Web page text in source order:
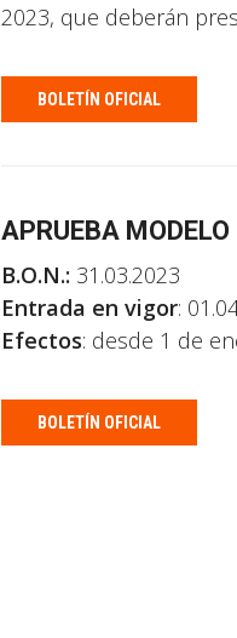
2023, que deberán
BOLETÍN OFICIAL
APRUEBA
B.O.N.: 31.03.2023
Entrada en vigor:
Efectos: desde 1 de
BOLETÍN OFICIAL